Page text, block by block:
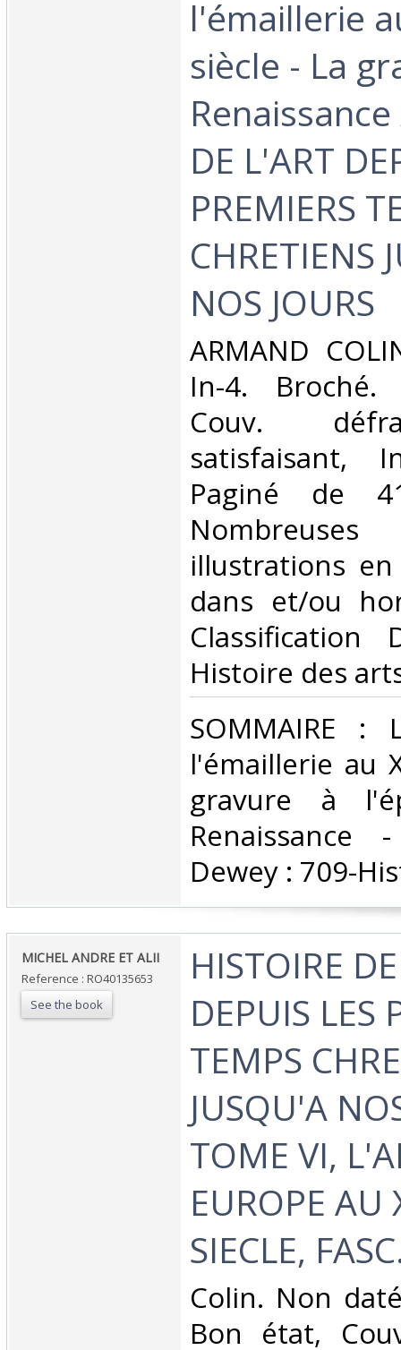
l'émaillerie
siècle - La
DE L'ART
PREMIERS
CHRETIENS
NOS JOURS‎
‎ARMAND
In-4. Broché.
Couv.
satisfaisant,
Paginé de
illustrations
dans et/ou
Classification
Histoire des
‎SOMMAIRE :
l'émaillerie au
gravure à
Renaissance
Dewey : 709-
‎MICHEL ANDRE ET ALII‎
Reference : RO40135653
See the book
‎HISTOIRE
DEPUIS LES
TEMPS
JUSQU'A
TOME VI,
EUROPE AU
SIECLE,
‎Colin. Non
Bon état,